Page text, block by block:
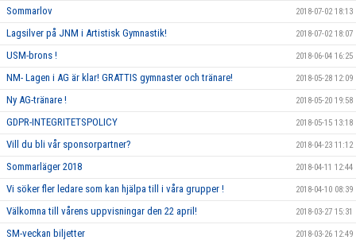
Sommarlov 2018-07-02 18:13
Lagsilver på JNM i Artistisk Gymnastik! 2018-07-02 18:07
USM-brons ! 2018-06-04 16:25
NM- Lagen i AG är klar! GRATTIS gymnaster och tränare! 2018-05-28 12:09
Ny AG-tränare ! 2018-05-20 19:58
GDPR-INTEGRITETSPOLICY 2018-05-15 13:18
Vill du bli vår sponsorpartner? 2018-04-23 11:12
Sommarläger 2018 2018-04-11 12:44
Vi söker fler ledare som kan hjälpa till i våra grupper ! 2018-04-10 08:39
Välkomna till vårens uppvisningar den 22 april! 2018-03-27 15:31
SM-veckan biljetter 2018-03-26 12:49